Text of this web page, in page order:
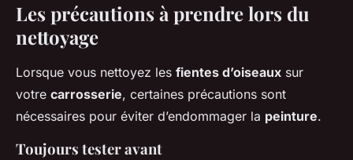
Les précautions à prendre lors du
nettoyage
Lorsque vous nettoyez les fientes d’oiseaux sur
votre carrosserie, certaines précautions sont
nécessaires pour éviter d’endommager la peinture.
Toujours tester avant